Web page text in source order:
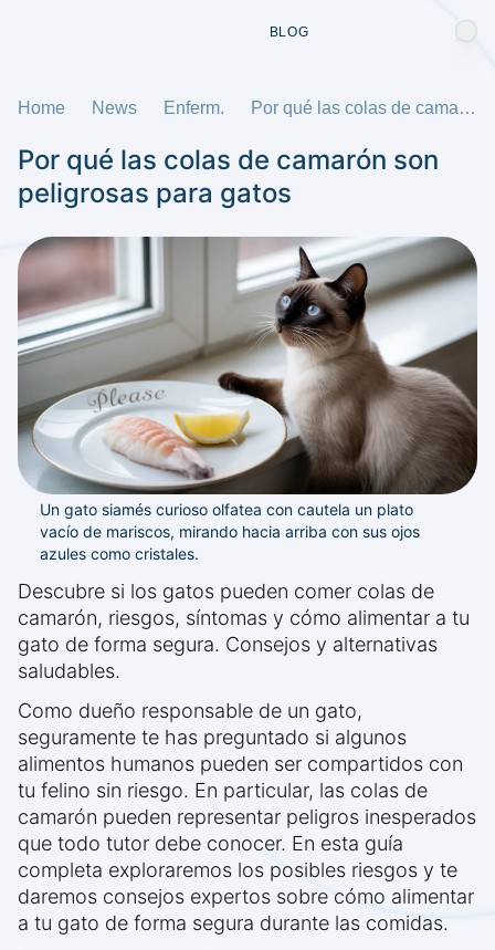
BLOG
Home News Enferm. Por qué las colas de camarón son peligrosas para gatos
Por qué las colas de camarón son
peligrosas para gatos
Un gato siamés curioso olfatea con cautela un plato
vacío de mariscos, mirando hacia arriba con sus ojos
azules como cristales.
Descubre si los gatos pueden comer colas de
camarón, riesgos, síntomas y cómo alimentar a tu
gato de forma segura. Consejos y alternativas
saludables.
Como dueño responsable de un gato,
seguramente te has preguntado si algunos
alimentos humanos pueden ser compartidos con
tu felino sin riesgo. En particular, las colas de
camarón pueden representar peligros inesperados
que todo tutor debe conocer. En esta guía
completa exploraremos los posibles riesgos y te
daremos consejos expertos sobre cómo alimentar
a tu gato de forma segura durante las comidas.